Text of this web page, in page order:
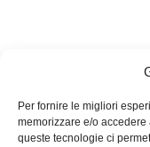
Per fornire le migliori
memorizzare e/o
queste tecnologie ci